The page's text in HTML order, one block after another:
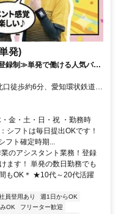
発)
制≫単発で働ける人気バイ
徒歩約6分、愛知環状鉄道
挙母徒歩約31分
金・土・日・祝 ・勤務時
シフトは毎日提出OKです！
ト確定時期...
のアシスタント業務！登録
ます！ 単発の数日勤務でも
もOK＊ ★10代～20代活躍
員登用あり
週1日からOK
OK
フリーター歓迎